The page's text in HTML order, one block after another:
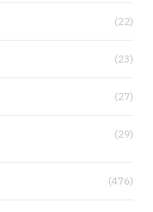
(22)
(23)
(27)
(29)
(476)